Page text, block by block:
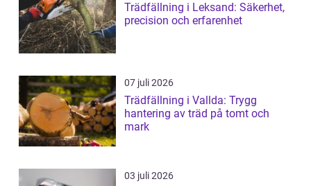
Trädfällning i Leksand: Säkerhet,
precision och erfarenhet
07 juli 2026
Trädfällning i Vallda: Trygg
hantering av träd på tomt och
mark
03 juli 2026